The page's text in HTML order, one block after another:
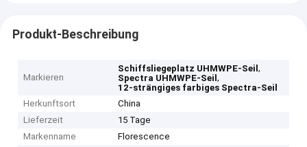
Produkt-Beschreibung
Markieren
Schiffsliegeplatz UHMWPE-Seil,
Spectra UHMWPE-Seil,
12-strängiges farbiges Spectra-Seil
Herkunftsort
China
Lieferzeit
15 Tage
Markenname
Florescence